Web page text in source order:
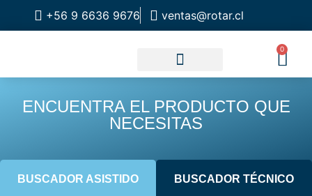
+56 9 6636 9676 ventas@rotar.cl
0
ENCUENTRA EL PRODUCTO QUE
NECESITAS
BUSCADOR ASISTIDO BUSCADOR TÉCNICO